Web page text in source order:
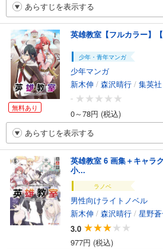
あらすじを表示する
無料あり
英雄教室【フルカラー】【
少年・青年マンガ
少年マンガ
新木伸 / 森沢晴行 / 集英社
-
0～78円 (税込)
あらすじを表示する
英雄教室 6 画集＋キャラ
小...
ラノベ
男性向けライトノベル
新木伸 / 森沢晴行 / 星野
3.0
977円 (税込)